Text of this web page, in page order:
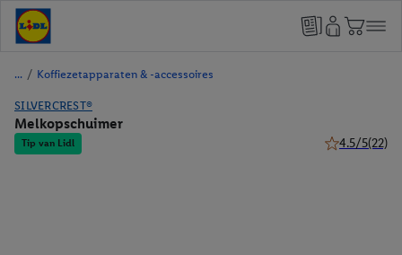
/ Koffiezetapparaten & -accessoires
SILVERCREST®
Melkopschuimer
Tip van Lidl 4.5/5(22)